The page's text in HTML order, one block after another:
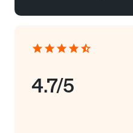
4.7/5